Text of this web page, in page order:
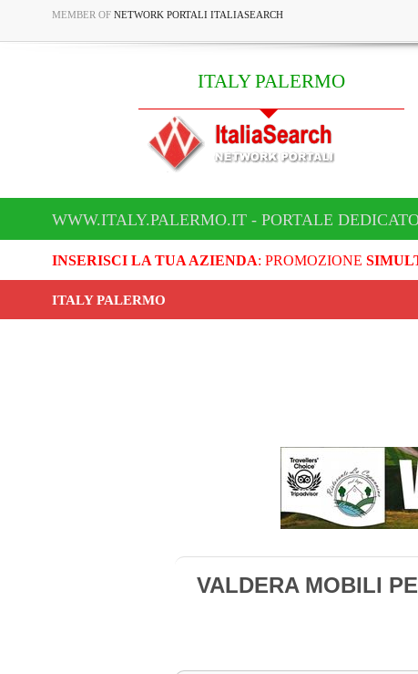
MEMBER OF NETWORK PORTALI ITALIASEARCH
ITALY PALERMO
WWW.ITALY.PALERMO.IT - PORTALE
INSERISCI LA TUA AZIENDA: PROMOZIONE
ITALY PALERMO
VALDERA MOBILI